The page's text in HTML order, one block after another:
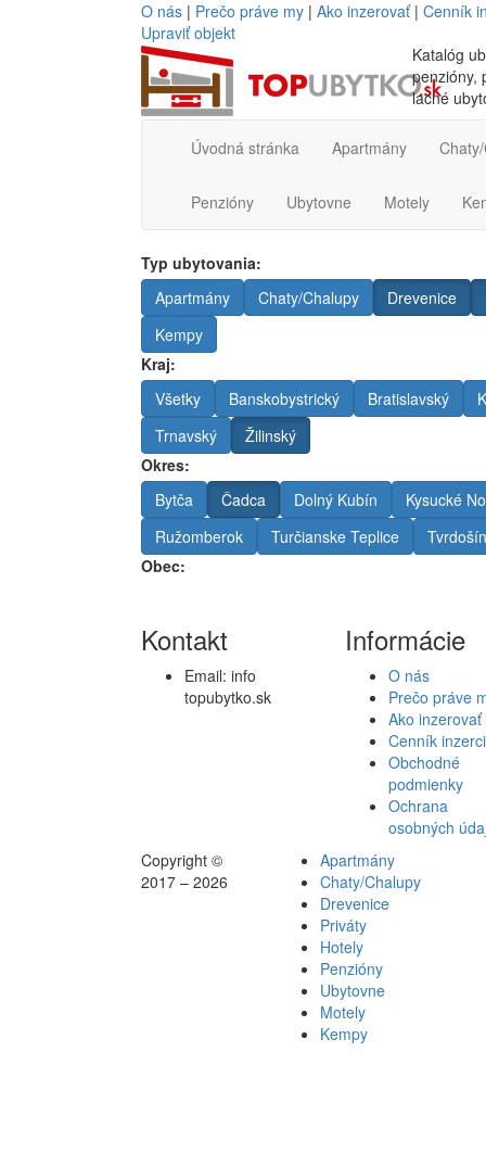
O nás | Prečo práve my | Ako inzerovať| Cenník
Upraviť objekt
Katalóg
penzióny,
lacné
Úvodná stránka Apartmány
Penzióny Ubytovne Motely
Typ ubytovania:
Apartmány
Chaty/Chalupy Drevenice
Kempy
Kraj:
Všetky
Banskobystrický Bratislavský
Trnavský
Žilinský
Okres:
Bytča
Čadca Dolný Kubín
Kysucké
Ružomberok
Turčianske Teplice
Tvrdošín
Obec:
Kontakt
Email: info
topubytko.sk
Informácie
O nás
Prečo práve
Ako inzerovať
Cenník
Obchodné
podmienky
Ochrana
osobných
Copyright ©
2017 – 2026
Apartmány
Chaty/Chalupy
Drevenice
Priváty
Hotely
Penzióny
Ubytovne
Motely
Kempy